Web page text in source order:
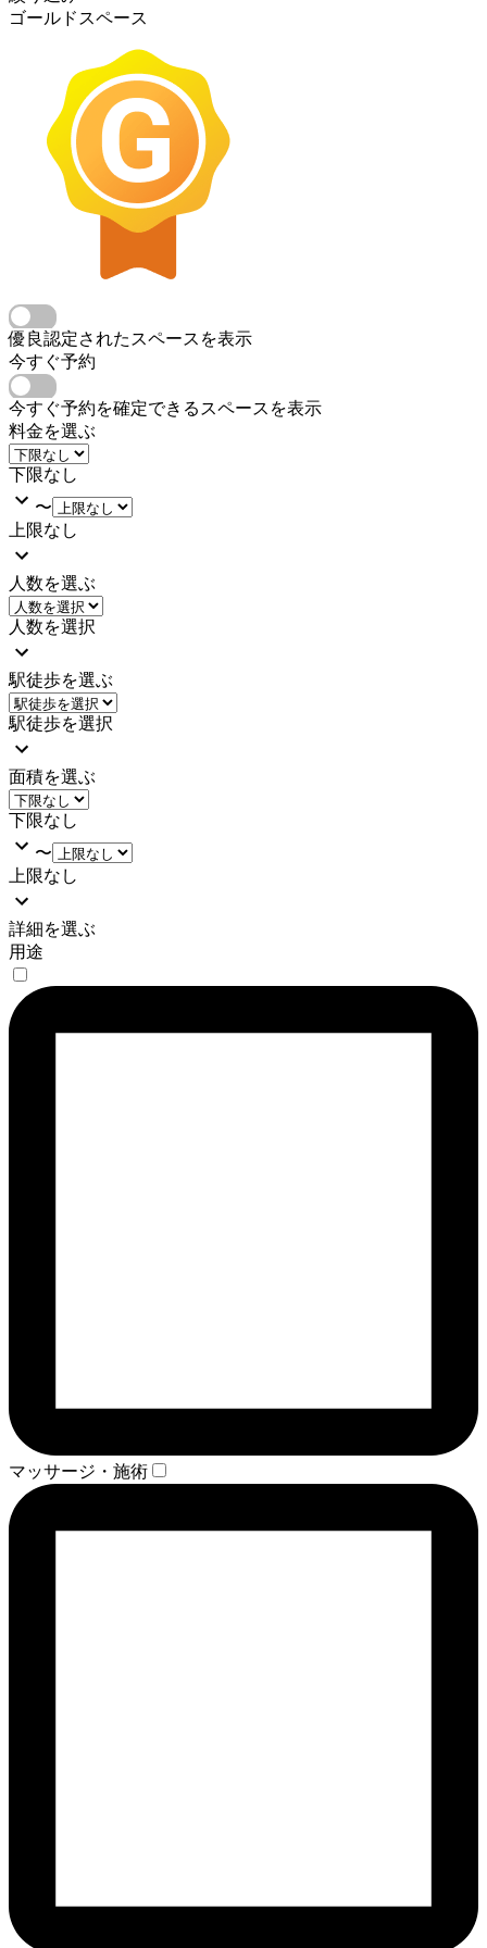
ゴールドスペース
優良認定されたスペースを表示
今すぐ予約
今すぐ予約を確定できるスペースを表示
料金を選ぶ
下限なし
〜
上限なし
人数を選ぶ
人数を選択
駅徒歩を選ぶ
駅徒歩を選択
面積を選ぶ
下限なし
〜
上限なし
詳細を選ぶ
用途
マッサージ・施術